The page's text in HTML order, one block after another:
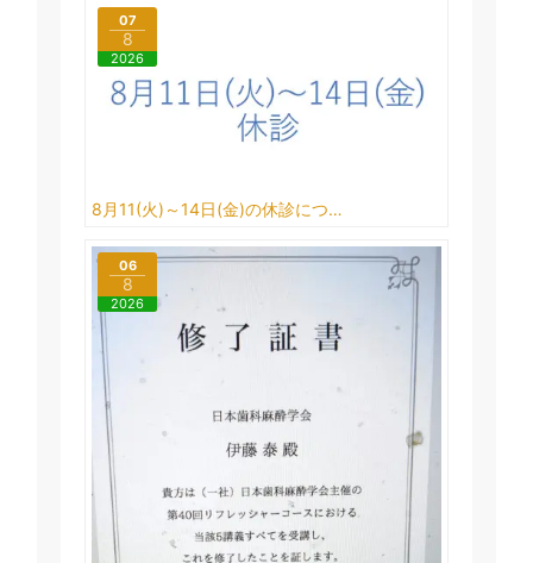
8月11(火)～14日(金)の休診につ…
07
8
2026
06
8
2026